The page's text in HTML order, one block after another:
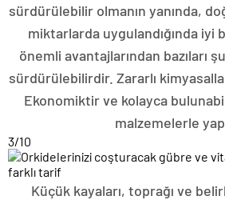
sürdürülebilir olmanın yanında,
miktarlarda uygulandığında iyi
önemli avantajlarından bazıları
sürdürülebilirdir. Zararlı
Ekonomiktir ve kolayca
malzemelerle
3/10
Küçük kayaları, toprağı ve